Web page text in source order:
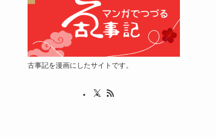
古事記を漫画にしたサイトです。